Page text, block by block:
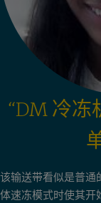
“DM 冷
该输送带看似是普通
体速冻模式时使其开